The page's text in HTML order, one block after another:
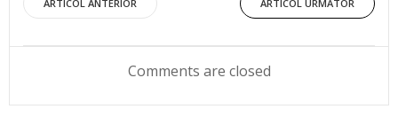
navigation
ARTICOL ANTERIOR
navigation
ARTICOL URMĂTOR
Comments are closed